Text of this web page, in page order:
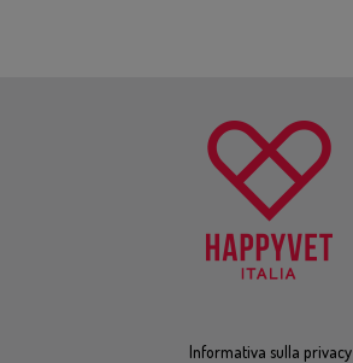
Informativa sulla privacy